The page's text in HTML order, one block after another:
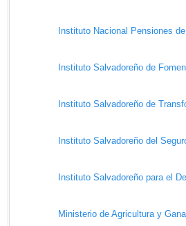
Instituto Nacional Pensiones
Instituto Salvadoreño de
Instituto Salvadoreño de
Instituto Salvadoreño del
Instituto Salvadoreño para el
Ministerio de Agricultura y